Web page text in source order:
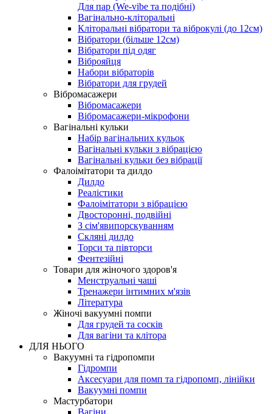
Для пар (We-vibe та подібні)
Вагінально-кліторальні
Кліторальні вібратори та віброкулі (до 12см)
Вібратори (більше 12см)
Вібратори під одяг
Віброяйця
Набори вібраторів
Вібратори для грудей
Вібромасажери
Вібромасажери
Вібромасажери-мікрофони
Вагінальні кульки
Набір вагінальних кульок
Вагінальні кульки з вібрацією
Вагінальні кульки без вібрації
Фалоімітатори та дилдо
Дилдо
Реалістики
Фалоімітатори з вібрацією
Двосторонні, подвійні
З сім'явипорскуванням
Скляні дилдо
Торси та півторси
Фентезійні
Товари для жіночого здоров'я
Менструальні чаші
Тренажери інтимних м'язів
Література
Жіночі вакуумні помпи
Для грудей та сосків
Для вагіни та клітора
ДЛЯ НЬОГО
Вакуумні та гідропомпи
Гідромпи
Аксесуари для помп та гідропомп, лінійки
Вакуумні помпи
Мастурбатори
Вагіни